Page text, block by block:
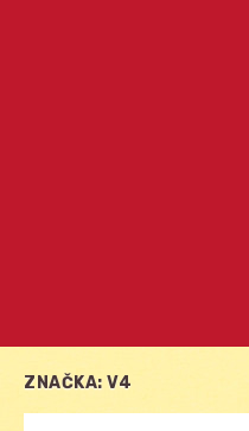
ZNAČKA: V4